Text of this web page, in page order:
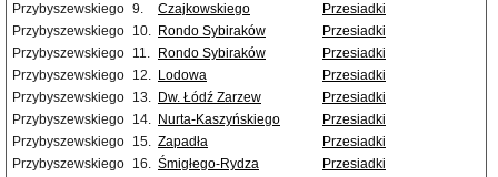
Przybyszewskiego 9. Czajkowskiego
Przesiadki
Przybyszewskiego 10. Rondo Sybiraków
Przesiadki
Przybyszewskiego 11. Rondo Sybiraków
Przesiadki
Przybyszewskiego 12. Lodowa
Przesiadki
Przybyszewskiego 13. Dw. Łódź Zarzew
Przesiadki
Przybyszewskiego 14. Nurta-Kaszyńskiego
Przesiadki
Przybyszewskiego 15. Zapadła
Przesiadki
Przybyszewskiego 16. Śmigłego-Rydza
Przesiadki